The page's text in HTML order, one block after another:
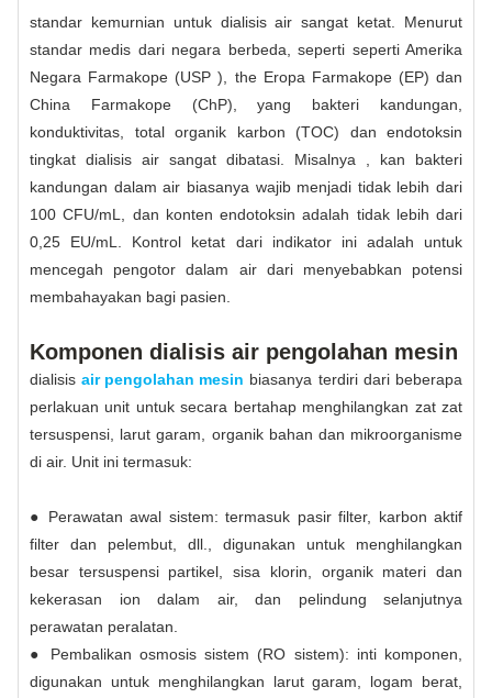
standar kemurnian untuk dialisis air sangat ketat. Menurut
standar medis dari negara berbeda, seperti seperti Amerika
Negara Farmakope (USP ), the Eropa Farmakope (EP) dan
China Farmakope (ChP), yang bakteri kandungan,
konduktivitas, total organik karbon (TOC) dan endotoksin
tingkat dialisis air sangat dibatasi. Misalnya , kan bakteri
kandungan dalam air biasanya wajib menjadi tidak lebih dari
100 CFU/mL, dan konten endotoksin adalah tidak lebih dari
0,25 EU/mL. Kontrol ketat dari indikator ini adalah untuk
mencegah pengotor dalam air dari menyebabkan potensi
membahayakan bagi pasien.
Komponen dialisis air pengolahan mesin
dialisisair pengolahan mesin biasanya terdiri dari beberapa
perlakuan unit untuk secara bertahap menghilangkan zat zat
tersuspensi, larut garam, organik bahan dan mikroorganisme
di air. Unit ini termasuk:
● Perawatan awal sistem: termasuk pasir filter, karbon aktif
filter dan pelembut, dll., digunakan untuk menghilangkan
besar tersuspensi partikel, sisa klorin, organik materi dan
kekerasan ion dalam air, dan pelindung selanjutnya
perawatan peralatan.
● Pembalikan osmosis sistem (RO sistem): inti komponen,
digunakan untuk menghilangkan larut garam, logam berat,